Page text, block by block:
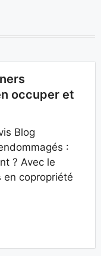
occuper et
Blog
:
? Avec le
en copropriété